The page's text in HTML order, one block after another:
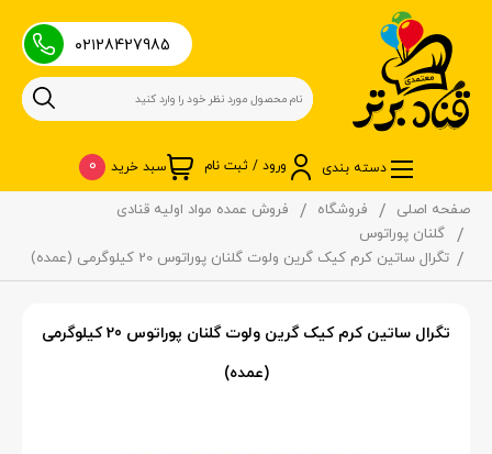
۰۲۱28427985
دسته بندی ورود / ثبت نام سبد خرید 0
صفحه اصلی فروشگاه
فروش عمده مواد اولیه قنادی
گلنان پوراتوس
تگرال ساتین کرم کیک گرین ولوت گلنان پوراتوس 20 کیلوگرمی (عمده)
تگرال ساتین کرم کیک گرین ولوت گلنان پوراتوس 20 کیلوگرمی
(عمده)